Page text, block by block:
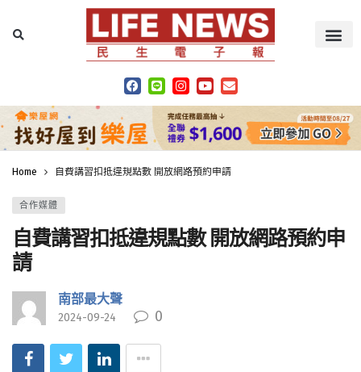
Home 自費講習扣抵違規點數 開放網路預約申請
合作媒體
自費講習扣抵違規點數 開放網路預約申
請
南部最大聲
2024-09-24 0